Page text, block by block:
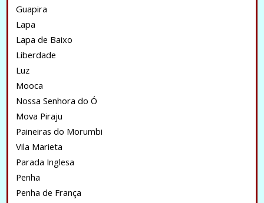
Guapira
Lapa
Lapa de Baixo
Liberdade
Luz
Mooca
Nossa Senhora do Ó
Mova Piraju
Paineiras do Morumbi
Vila Marieta
Parada Inglesa
Penha
Penha de França